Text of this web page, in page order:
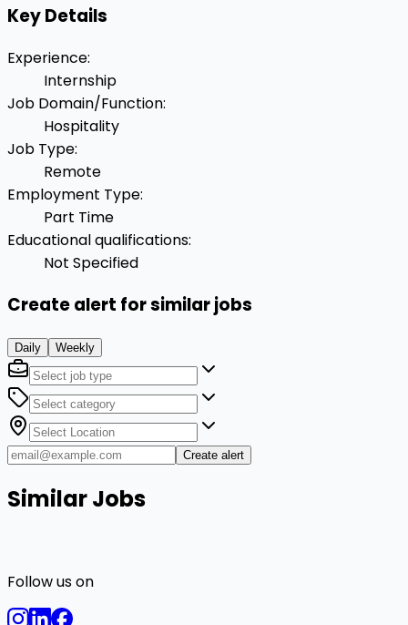
Key Details
Experience:
Internship
Job Domain/Function:
Hospitality
Job Type:
Remote
Employment Type:
Part Time
Educational qualifications:
Not Specified
Create alert for similar jobs
Daily Weekly
Create alert
Similar Jobs
Follow us on